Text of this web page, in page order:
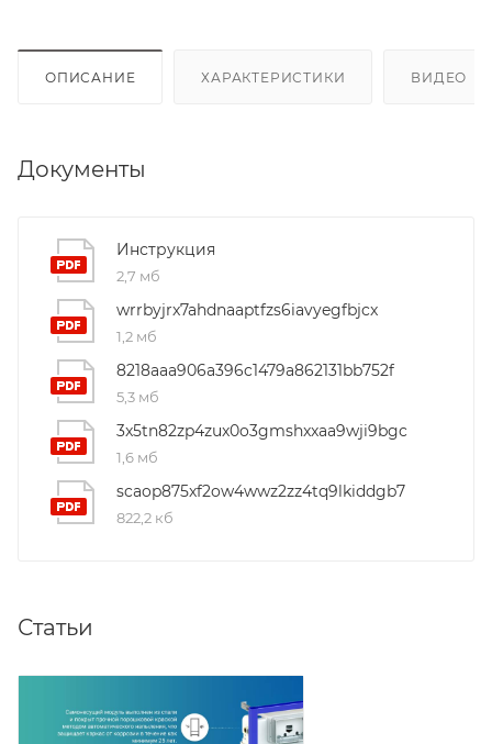
ОПИСАНИЕ ХАРАКТЕРИСТИКИ ВИДЕО
Документы
Инструкция
2,7 мб
wrrbyjrx7ahdnaaptfzs6iavyegfbjcx
1,2 мб
8218aaa906a396c1479a862131bb752f
5,3 мб
3x5tn82zp4zux0o3gmshxxaa9wji9bgc
1,6 мб
scaop875xf2ow4wwz2zz4tq9lkiddgb7
822,2 кб
Статьи